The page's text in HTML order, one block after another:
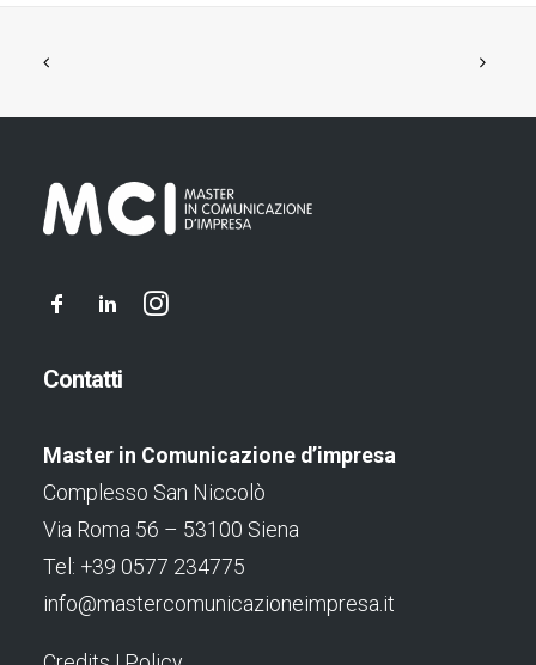
Contatti
Master in Comunicazione d’impresa
Complesso San Niccolò
Via Roma 56 – 53100 Siena
Tel: +39 0577 234775
info@mastercomunicazioneimpresa.it